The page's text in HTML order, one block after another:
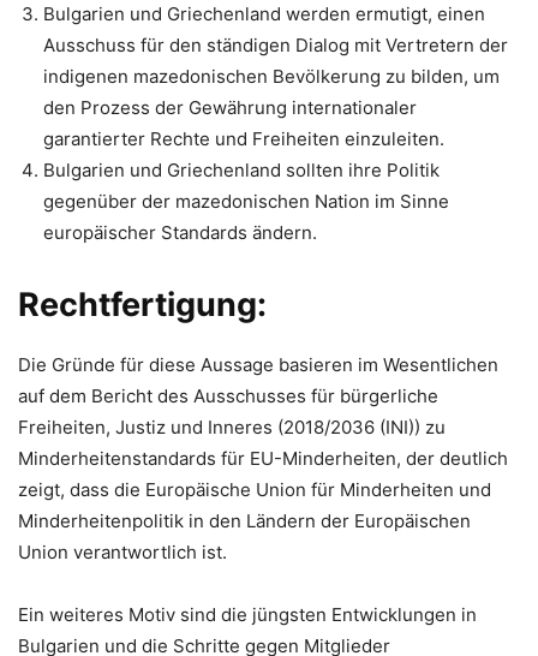
Bulgarien und Griechenland werden ermutigt, einen
Ausschuss für den ständigen Dialog mit Vertretern der
indigenen mazedonischen Bevölkerung zu bilden, um
den Prozess der Gewährung internationaler
garantierter Rechte und Freiheiten einzuleiten.
Bulgarien und Griechenland sollten ihre Politik
gegenüber der mazedonischen Nation im Sinne
europäischer Standards ändern.
Rechtfertigung:
Die Gründe für diese Aussage basieren im Wesentlichen
auf dem Bericht des Ausschusses für bürgerliche
Freiheiten, Justiz und Inneres (2018/2036 (INI)) zu
Minderheitenstandards für EU-Minderheiten, der deutlich
zeigt, dass die Europäische Union für Minderheiten und
Minderheitenpolitik in den Ländern der Europäischen
Union verantwortlich ist.
Ein weiteres Motiv sind die jüngsten Entwicklungen in
Bulgarien und die Schritte gegen Mitglieder